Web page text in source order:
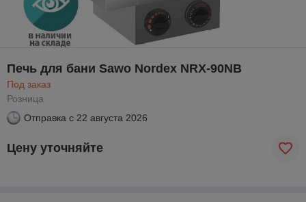
Печь для бани Sawo Nordex NRX-90NB
Под заказ
Розница
Отправка с 22 августа 2026
Цену уточняйте